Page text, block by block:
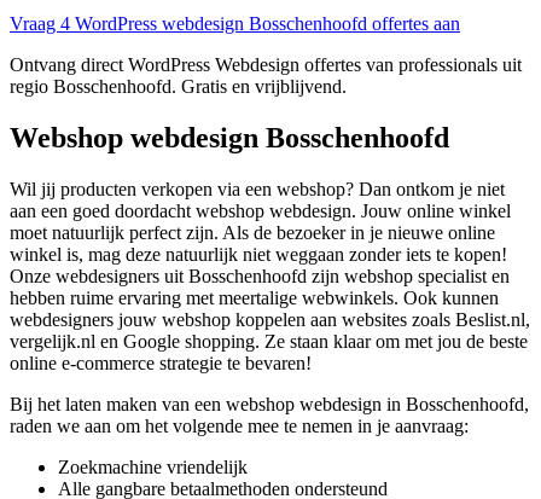
Vraag 4 WordPress webdesign Bosschenhoofd offertes aan
Ontvang direct WordPress Webdesign offertes van professionals uit
regio Bosschenhoofd. Gratis en vrijblijvend.
Webshop webdesign Bosschenhoofd
Wil jij producten verkopen via een webshop? Dan ontkom je niet
aan een goed doordacht webshop webdesign. Jouw online winkel
moet natuurlijk perfect zijn. Als de bezoeker in je nieuwe online
winkel is, mag deze natuurlijk niet weggaan zonder iets te kopen!
Onze webdesigners uit Bosschenhoofd zijn webshop specialist en
hebben ruime ervaring met meertalige webwinkels. Ook kunnen
webdesigners jouw webshop koppelen aan websites zoals Beslist.nl,
vergelijk.nl en Google shopping. Ze staan klaar om met jou de beste
online e-commerce strategie te bevaren!
Bij het laten maken van een webshop webdesign in Bosschenhoofd,
raden we aan om het volgende mee te nemen in je aanvraag:
Zoekmachine vriendelijk
Alle gangbare betaalmethoden ondersteund